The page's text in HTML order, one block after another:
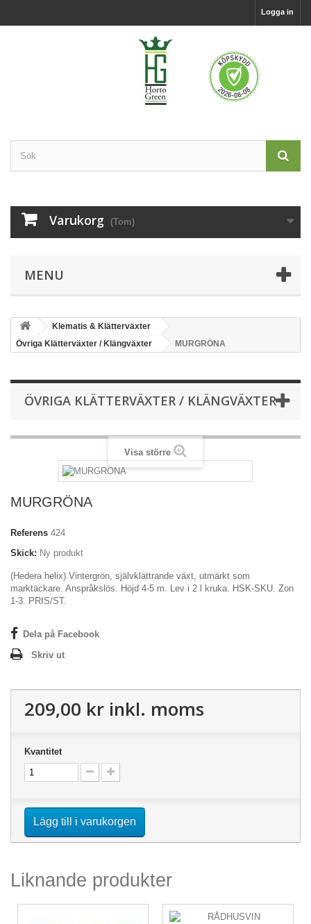
Logga in
Varukorg (Tom)
MENU
Klematis & Klätterväxter
Övriga Klätterväxter / Klängväxter
MURGRÖNA
ÖVRIGA KLÄTTERVÄXTER / KLÄNGVÄXTER
Visa större
MURGRÖNA
Referens 424
Skick: Ny produkt
(Hedera helix) Vintergrön, självklättrande växt, utmärkt som
marktäckare. Anspråkslös. Höjd 4-5 m. Lev i 2 l kruka. HSK-SKU. Zon
1-3. PRIS/ST.
Dela på Facebook
Skriv ut
209,00 kr inkl. moms
Kvantitet
Lägg till i varukorgen
Liknande produkter